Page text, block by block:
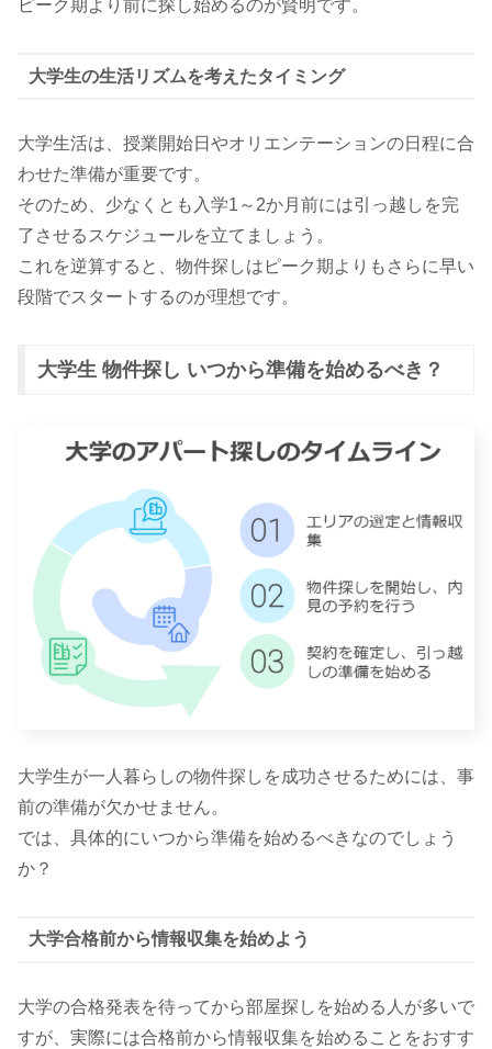
ピーク期より前に探し始めるのが賢明です。
大学生の生活リズムを考えたタイミング
大学生活は、授業開始日やオリエンテーションの日程に合
わせた準備が重要です。
そのため、少なくとも入学1～2か月前には引っ越しを完
了させるスケジュールを立てましょう。
これを逆算すると、物件探しはピーク期よりもさらに早い
段階でスタートするのが理想です。
大学生 物件探し いつから準備を始めるべき？
大学生が一人暮らしの物件探しを成功させるためには、事
前の準備が欠かせません。
では、具体的にいつから準備を始めるべきなのでしょう
か？
大学合格前から情報収集を始めよう
大学の合格発表を待ってから部屋探しを始める人が多いで
すが、実際には合格前から情報収集を始めることをおすす